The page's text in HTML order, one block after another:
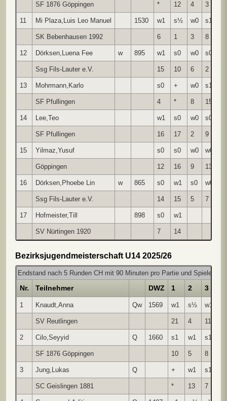
SF 1876 Göppingen * 12 4 3
11 Mi Plaza,Luis Leo Manuel 1530 w1 s½ w0 s1
SK Bebenhausen 1992 6 1 3 8
12 Dörksen,Luena Fee w 895 w1 s0 w0 s0
Ssg Fils-Lauter e.V. 15 10 6 2
13 Mohrmann,Karlo s0 + w0 s1
SF Pfullingen 4 * 8 15
14 Lee,Teo w1 s0 w0 s0
SF Pfullingen 16 17 2 9
15 Yilmaz,Yusuf s0 s0 w0 w0
Göppingen 12 16 9 13
16 Dörksen,Phoebe Lin w 865 s0 w1 s0 w0
Ssg Fils-Lauter e.V. 14 15 5 7
17 Hofmeister,Till 898 s0 w1
SV Nürtingen 1920 7 14
Bezirksjugendmeisterschaft U14 2025/26
Endstand nach 5 Runden CH mit 90 Minuten pro Partie und Spieler
Nr. Teilnehmer DWZ 1 2 3
1 Knaudt,Anna Qw 1569 w1 s½ w1
SV Reutlingen 21 4 11
2 Cilo,Seyyid Q 1660 s1 w1 s1
SF 1876 Göppingen 10 5 8
3 Jung,Lukas Q + w1 s1
SC Geislingen 1881 * 13 7